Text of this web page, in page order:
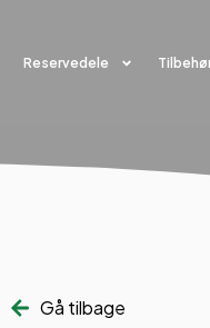
Reservedele
Gå tilbage